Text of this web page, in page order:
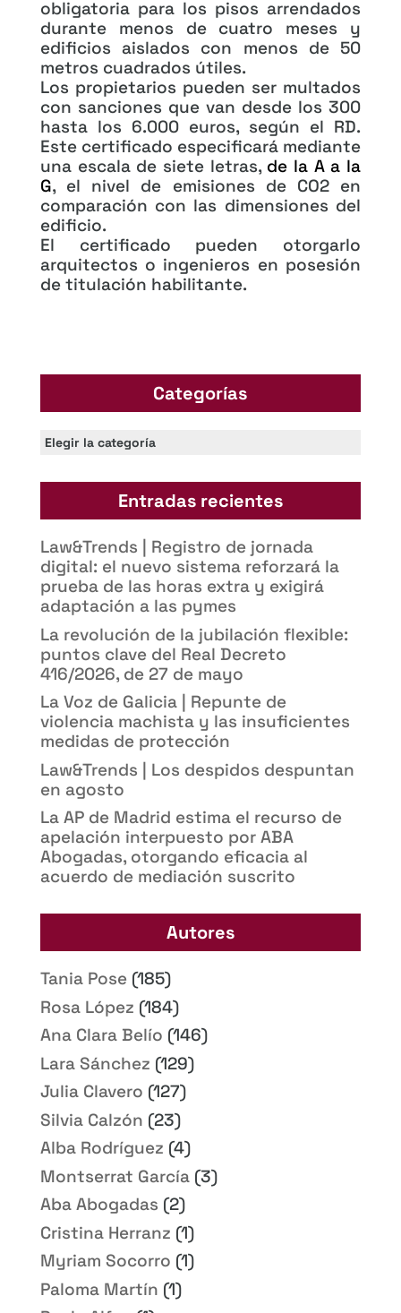
obligatoria para los pisos arrendados
durante menos de cuatro meses y
edificios aislados con menos de 50
metros cuadrados útiles.
Los propietarios pueden ser multados
con sanciones que van desde los 300
hasta los 6.000 euros, según el RD.
Este certificado especificará mediante
una escala de siete letras, de la A a la
G, el nivel de emisiones de CO2 en
comparación con las dimensiones del
edificio.
El certificado pueden otorgarlo
arquitectos o ingenieros en posesión
de titulación habilitante.
Categorías
Categorías
Entradas recientes
Law&Trends | Registro de jornada
digital: el nuevo sistema reforzará la
prueba de las horas extra y exigirá
adaptación a las pymes
La revolución de la jubilación flexible:
puntos clave del Real Decreto
416/2026, de 27 de mayo
La Voz de Galicia | Repunte de
violencia machista y las insuficientes
medidas de protección
Law&Trends | Los despidos despuntan
en agosto
La AP de Madrid estima el recurso de
apelación interpuesto por ABA
Abogadas, otorgando eficacia al
acuerdo de mediación suscrito
Autores
Tania Pose(185)
Rosa López (184)
Ana Clara Belío (146)
Lara Sánchez (129)
Julia Clavero (127)
Silvia Calzón (23)
Alba Rodríguez (4)
Montserrat García(3)
Aba Abogadas (2)
Cristina Herranz (1)
Myriam Socorro (1)
Paloma Martín (1)